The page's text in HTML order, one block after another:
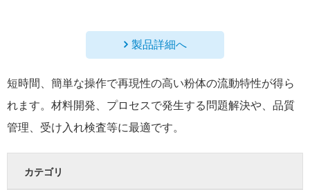
製品詳細へ
短時間、簡単な操作で再現性の高い粉体の流動特性が得ら
れます。材料開発、プロセスで発生する問題解決や、品質
管理、受け入れ検査等に最適です。
カテゴリ